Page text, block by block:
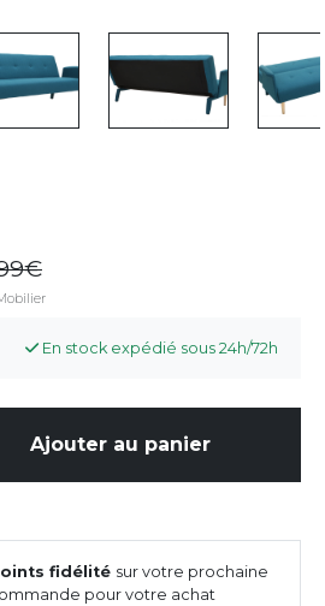
En stock expédié sous 24h/72h
Ajouter au panier
fidélité sur votre prochaine
pour votre achat